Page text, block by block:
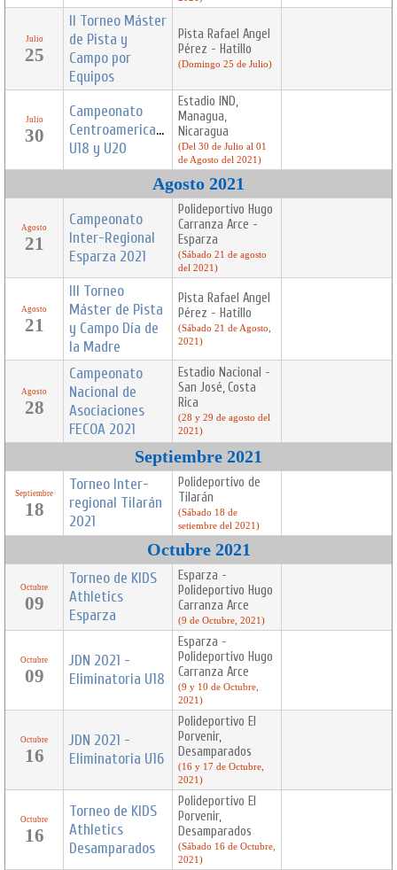
Julio
25
II Torneo Máster
de Pista y
Campo por
Equipos
Pista Rafael Angel
Pérez - Hatillo
(Domingo 25 de Julio)
Julio
30
Campeonato
Centroamericano
U18 y U20
Estadio IND,
Managua,
Nicaragua
(Del 30 de Julio al 01
de Agosto del 2021)
Agosto 2021
Agosto
21
Campeonato
Inter-Regional
Esparza 2021
Polideportivo Hugo
Carranza Arce -
Esparza
(Sábado 21 de agosto
del 2021)
Agosto
21
III Torneo
Máster de Pista
y Campo Día de
la Madre
Pista Rafael Angel
Pérez - Hatillo
(Sábado 21 de Agosto,
2021)
Agosto
28
Campeonato
Nacional de
Asociaciones
FECOA 2021
Estadio Nacional -
San José, Costa
Rica
(28 y 29 de agosto del
2021)
Septiembre 2021
Septiembre
18
Torneo Inter-
regional Tilarán
2021
Polideportivo de
Tilarán
(Sábado 18 de
setiembre del 2021)
Octubre 2021
Octubre
09
Torneo de KIDS
Athletics
Esparza
Esparza -
Polideportivo Hugo
Carranza Arce
(9 de Octubre, 2021)
Octubre
09
JDN 2021 -
Eliminatoria U18
Esparza -
Polideportivo Hugo
Carranza Arce
(9 y 10 de Octubre,
2021)
Octubre
16
JDN 2021 -
Eliminatoria U16
Polideportivo El
Porvenir,
Desamparados
(16 y 17 de Octubre,
2021)
Octubre
16
Torneo de KIDS
Athletics
Desamparados
Polideportivo El
Porvenir,
Desamparados
(Sábado 16 de Octubre,
2021)